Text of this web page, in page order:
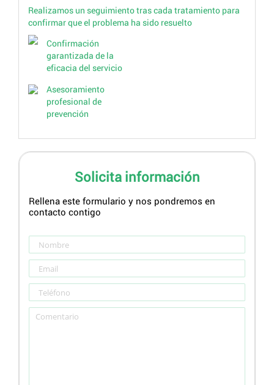
Realizamos un seguimiento tras cada tratamiento para
confirmar que el problema ha sido resuelto
Confirmación
garantizada de la
eficacia del servicio
Asesoramiento
profesional de
prevención
Solicita información
Rellena este formulario y nos pondremos en
contacto contigo